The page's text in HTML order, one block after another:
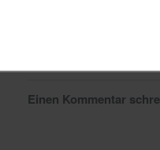
Einen Kommentar